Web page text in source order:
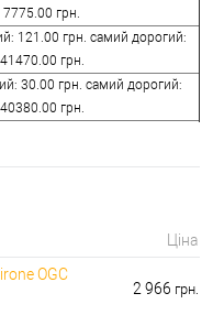
7775.00 грн.
121.00 грн. самий дорогий:
41470.00 грн.
30.00 грн. самий дорогий:
40380.00 грн.
грн. самий дорогий: грн.
Ціна
OGC
2 966 грн.